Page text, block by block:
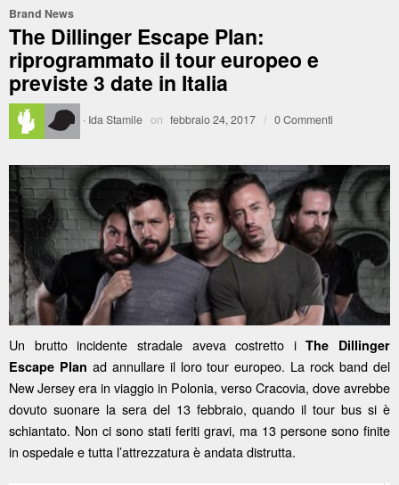
Brand News
The Dillinger Escape Plan:
riprogrammato il tour europeo e
previste 3 date in Italia
· Ida Stamile on febbraio 24, 2017 / 0 Commenti
Un brutto incidente stradale aveva costretto iThe Dillinger
Escape Plan ad annullare il loro tour europeo. La rock band del
New Jersey era in viaggio in Polonia, verso Cracovia, dove avrebbe
dovuto suonare la sera del 13 febbraio, quando il tour bus si è
schiantato. Non ci sono stati feriti gravi, ma 13 persone sono finite
in ospedale e tutta l’attrezzatura è andata distrutta.